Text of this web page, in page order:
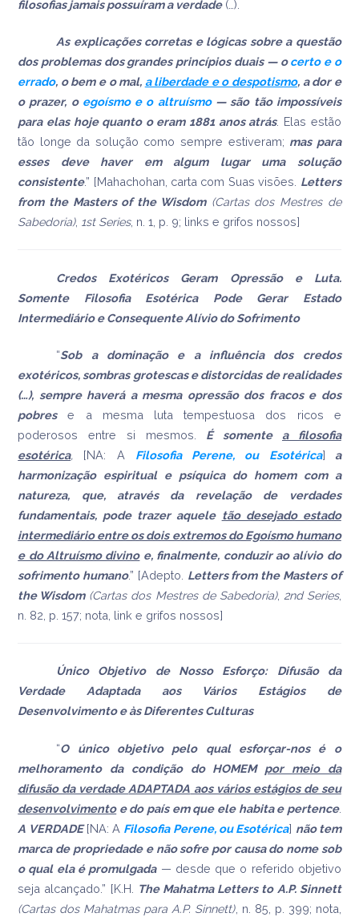
filosofias jamais possuíram a verdade(…).
As explicações corretas e lógicas sobre a questão
dos problemas dos grandes princípios duais — ocerto e o
errado, o bem e o mal, a liberdade e o despotismo, a dor e
o prazer, o egoísmo e o altruísmo— são tão impossíveis
para elas hoje quanto o eram 1881 anos atrás. Elas estão
tão longe da solução como sempre estiveram; mas para
esses deve haver em algum lugar uma solução
consistente.” [Mahachohan, carta com Suas visões. Letters
from the Masters of the Wisdom (Cartas dos Mestres de
Sabedoria), 1st Series, n. 1, p. 9; links e grifos nossos]
Credos Exotéricos Geram Opressão e Luta.
Somente Filosofia Esotérica Pode Gerar Estado
Intermediário e Consequente Alívio do Sofrimento
“Sob a dominação e a influência dos credos
exotéricos, sombras grotescas e distorcidas de realidades
(…), sempre haverá a mesma opressão dos fracos e dos
pobrese a mesma luta tempestuosa dos ricos e
poderosos entre si mesmos. É somente a filosofia
esotérica, [NA: A Filosofia Perene, ou Esotérica] a
harmonização espiritual e psíquica do homem com a
natureza, que, através da revelação de verdades
fundamentais, pode trazer aquele tão desejado estado
intermediário entre os dois extremos do Egoísmo humano
e do Altruísmo divinoe, finalmente, conduzir ao alívio do
sofrimento humano.” [Adepto. Letters from the Masters of
the Wisdom (Cartas dos Mestres de Sabedoria), 2nd Series,
n. 82, p. 157; nota, link e grifos nossos]
Único Objetivo de Nosso Esforço: Difusão da
Verdade Adaptada aos Vários Estágios de
Desenvolvimento e às Diferentes Culturas
“O único objetivo pelo qual esforçar-nos é o
melhoramento da condição do HOMEM por meio da
difusão da verdade ADAPTADA aos vários estágios de seu
desenvolvimentoe do país em que ele habita e pertence.
A VERDADE[NA: A Filosofia Perene, ou Esotérica] não tem
marca de propriedade e não sofre por causa do nome sob
o qual ela é promulgada— desde que o referido objetivo
seja alcançado.” [K.H.
The Mahatma Letters to A.P. Sinnett
(Cartas dos Mahatmas para A.P. Sinnett), n. 85, p. 399; nota,